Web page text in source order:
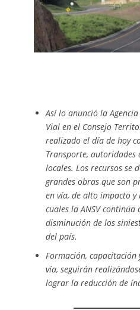
Así lo anunció la
Vial en el Consejo
realizado el día de hoy
Transporte, autoridades
locales. Los recursos se
grandes obras que son
en vía, de alto impacto y
cuales la ANSV
disminución de los
del país.
Formación, capacitación
vía, seguirán
lograr la reducción de